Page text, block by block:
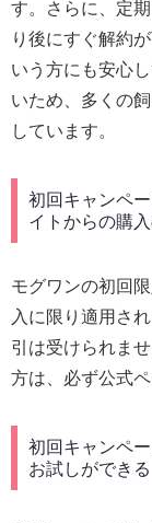
す。さらに、定
り後にすぐ解約
いう方にも安心
いため、多くの
しています。
初回キャンペ
イトからの購
モグワンの初回
入に限り適用さ
引は受けられま
方は、必ず公式
初回キャンペ
お試しができる